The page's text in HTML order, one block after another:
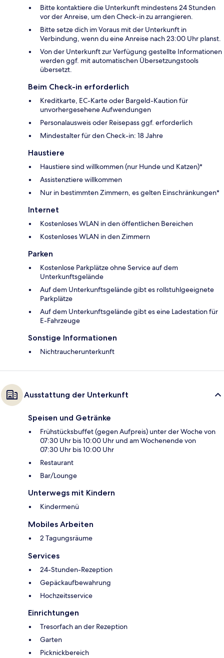
Bitte kontaktiere die Unterkunft mindestens 24 Stunden
vor der Anreise, um den Check-in zu arrangieren.
Bitte setze dich im Voraus mit der Unterkunft in
Verbindung, wenn du eine Anreise nach 23:00 Uhr planst.
Von der Unterkunft zur Verfügung gestellte Informationen
werden ggf. mit automatischen Übersetzungstools
übersetzt.
Beim Check-in erforderlich
Kreditkarte, EC-Karte oder Bargeld-Kaution für
unvorhergesehene Aufwendungen
Personalausweis oder Reisepass ggf. erforderlich
Mindestalter für den Check-in: 18 Jahre
Haustiere
Haustiere sind willkommen (nur Hunde und Katzen)*
Assistenztiere willkommen
Nur in bestimmten Zimmern, es gelten Einschränkungen*
Internet
Kostenloses WLAN in den öffentlichen Bereichen
Kostenloses WLAN in den Zimmern
Parken
Kostenlose Parkplätze ohne Service auf dem
Unterkunftsgelände
Auf dem Unterkunftsgelände gibt es rollstuhlgeeignete
Parkplätze
Auf dem Unterkunftsgelände gibt es eine Ladestation für
E-Fahrzeuge
Sonstige Informationen
Nichtraucherunterkunft
Ausstattung der Unterkunft
Speisen und Getränke
Frühstücksbuffet (gegen Aufpreis) unter der Woche von
07:30 Uhr bis 10:00 Uhr und am Wochenende von
07:30 Uhr bis 10:00 Uhr
Restaurant
Bar/Lounge
Unterwegs mit Kindern
Kindermenü
Mobiles Arbeiten
2 Tagungsräume
Services
24-Stunden-Rezeption
Gepäckaufbewahrung
Hochzeitsservice
Einrichtungen
Tresorfach an der Rezeption
Garten
Picknickbereich